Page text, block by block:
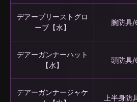
デアープリーストグロ
ーブ【水】
腕防具/
デアーガンナーハット
【水】
頭防具/
デアーガンナージャケ
上半身防